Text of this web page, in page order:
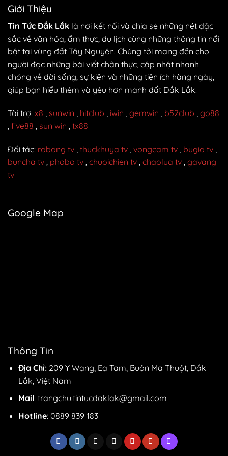
Chất
Lượng
Nhất
Chất
Lượng
Hàng
Đầu
Giới Thiệu
Tin Tức Đắk Lắk là nơi kết nối và chia sẻ những nét đặc
sắc về văn hóa, ẩm thực, du lịch cùng những thông tin nổi
bật tại vùng đất Tây Nguyên. Chúng tôi mang đến cho
người đọc những bài viết chân thực, cập nhật nhanh
chóng về đời sống, sự kiện và những tiện ích hàng ngày,
giúp bạn hiểu thêm và yêu hơn mảnh đất Đắk Lắk.
Tài trợ: x8 sunwin hitclub iwin gemwin b52club go88
five88 sun win tx88
Đối tác: robong tv thuckhuya tv vongcam tv bugio tv
buncha tv phobo tv chuoichien tv chaolua tv gavang
tv
Google Map
Thông Tin
Địa Chỉ: 209 Y Wang, Ea Tam, Buôn Ma Thuột, Đắk
Lắk, Việt Nam
Mail: trangchu.tintucdaklak@gmail.com
Hotline: 0889 839 183